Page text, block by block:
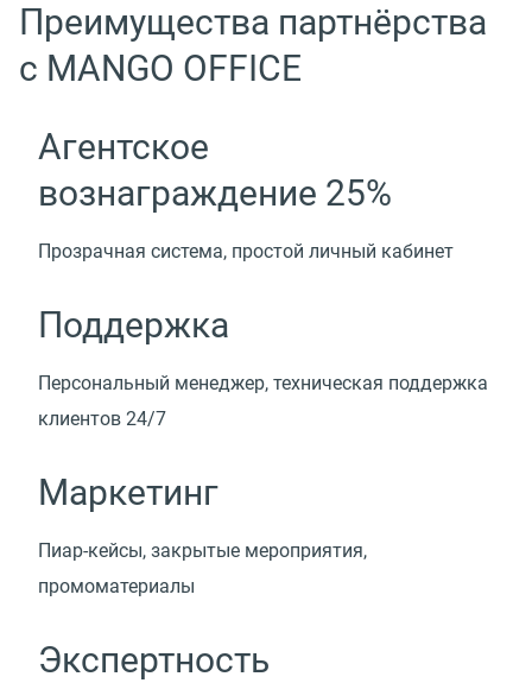
Преимущества партнёрства
с MANGO OFFICE
Агентское
вознаграждение 25%
Прозрачная система, простой личный кабинет
Поддержка
Персональный менеджер, техническая поддержка
клиентов 24/7
Маркетинг
Пиар-кейсы, закрытые мероприятия,
промоматериалы
Экспертность